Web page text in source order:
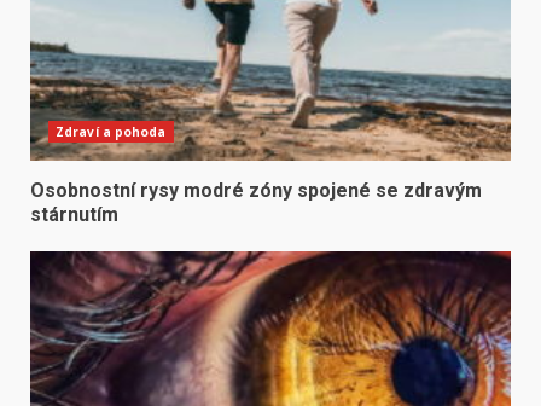
Zdraví a pohoda
Osobnostní rysy modré zóny spojené se zdravým
stárnutím